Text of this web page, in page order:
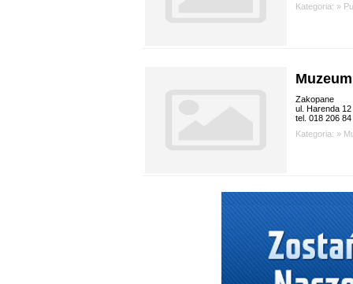
Kategoria: »
Zakopane
ul. Harenda 12
tel. 018 206 84
Kategoria: »